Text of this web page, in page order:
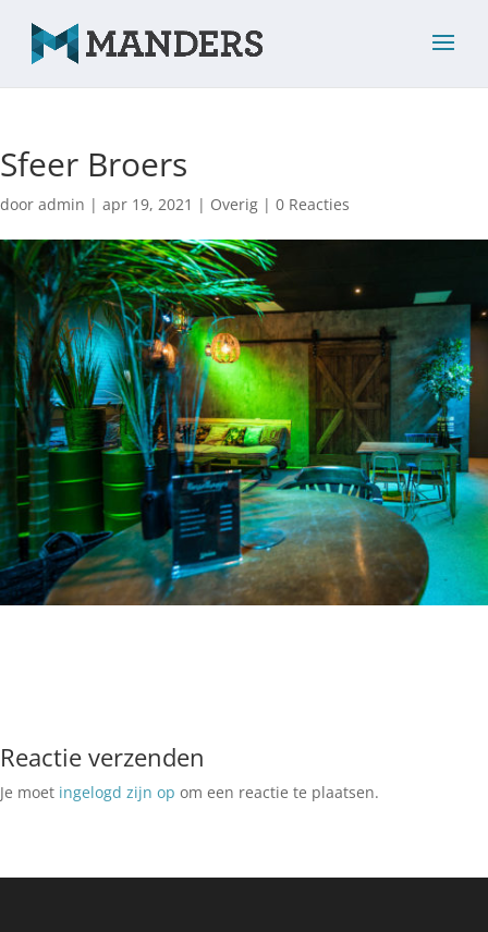
Sfeer Broers
door admin | apr 19, 2021 | Overig | 0 Reacties
Reactie verzenden
Je moet ingelogd zijn op om een reactie te plaatsen.